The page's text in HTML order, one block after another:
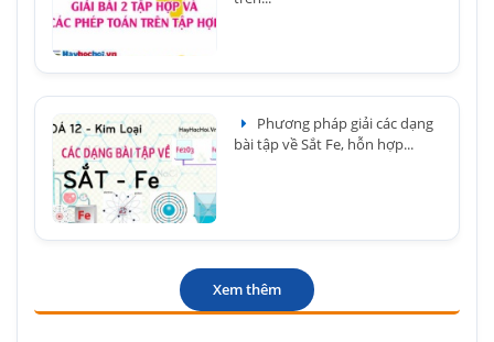
Phương pháp giải các dạng
bài tập về Sắt Fe, hỗn hợp...
Xem thêm